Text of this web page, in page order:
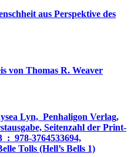
aus Perspektive des
von Thomas R. Weaver
Lyn, ‎ Penhaligon Verlag,
Seitenzahl der Print-
the Belle Tolls (Hell’s Bells 1)